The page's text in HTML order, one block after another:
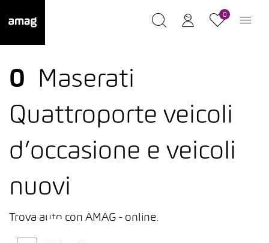
0
0
Maserati
Quattroporte veicoli
d’occasione e veicoli
nuovi
Trova auto con AMAG - online.